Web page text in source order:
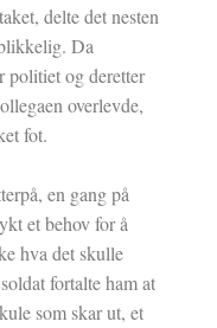
delte det nesten
Da
politiet og deretter
overlevde,
fot.
en gang på
et behov for å
hva det skulle
fortalte ham at
som skar ut, et